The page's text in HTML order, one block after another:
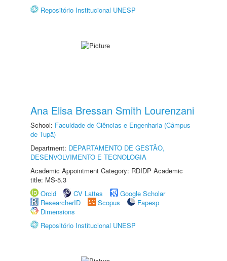
Repositório Institucional UNESP
Ana Elisa Bressan Smith Lourenzani
School: Faculdade de Ciências e Engenharia (Câmpus
de Tupã)
Department: DEPARTAMENTO DE GESTÃO,
DESENVOLVIMENTO E TECNOLOGIA
Academic Appointment Category: RDIDP Academic
title: MS-5.3
Orcid
CV Lattes
Google Scholar
ResearcherID
Scopus
Fapesp
Dimensions
Repositório Institucional UNESP